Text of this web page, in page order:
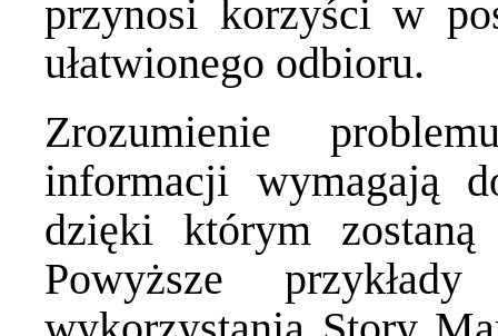
przynosi korzyści w
ułatwionego odbioru.
Zrozumienie
informacji wymagają
dzięki którym zostaną
Powyższe